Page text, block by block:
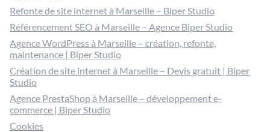
Refonte de site internet à Marseille – Biper Studio
Référencement SEO à Marseille – Agence Biper Studio
Agence WordPress à Marseille – création, refonte,
maintenance | Biper Studio
Création de site internet à Marseille – Devis gratuit | Biper
Studio
Agence PrestaShop à Marseille – développement e-
commerce | Biper Studio
Cookies